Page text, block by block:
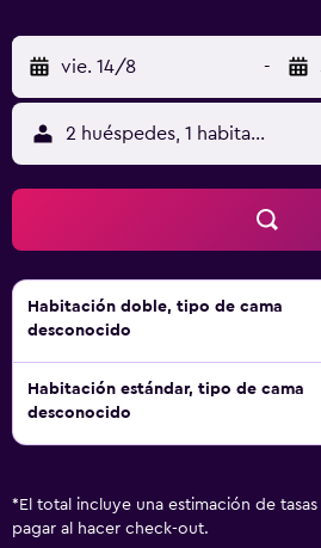
vie. 14/8 -
2 huéspedes, 1 habitación
Habitación doble, tipo de cama
desconocido
Habitación estándar, tipo de cama
desconocido
* El total incluye una estimación de
pagar al hacer check-out.